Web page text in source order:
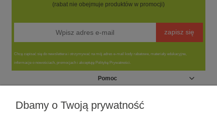
(rabat nie obejmuje produktów w promocji)
zapisz się
Chcę zapisać się do newslettera i otrzymywać na mój adres e-mail kody rabatowe, materiały edukacyjne,
informacje o nowościach, promocjach i akceptuję Politykę Prywatności.
Pomoc
Moje konto
Dbamy o Twoją prywatność